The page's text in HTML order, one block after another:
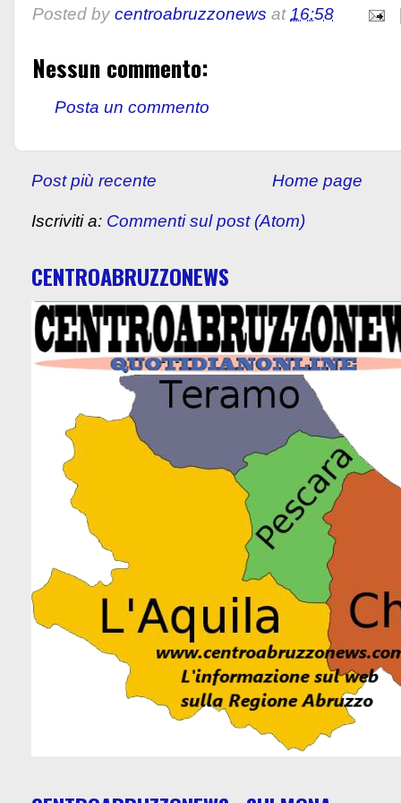
Posted by centroabruzzonews at16:58
Nessun commento:
Posta un commento
Post più recente Home page
Iscriviti a: Commenti sul post (Atom)
CENTROABRUZZONEWS